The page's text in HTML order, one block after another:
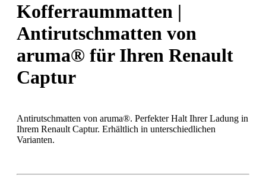
Kofferraummatten |
Antirutschmatten von
aruma® für Ihren Renault
Captur
Antirutschmatten von aruma®. Perfekter Halt Ihrer Ladung in
Ihrem Renault Captur. Erhältlich in unterschiedlichen
Varianten.